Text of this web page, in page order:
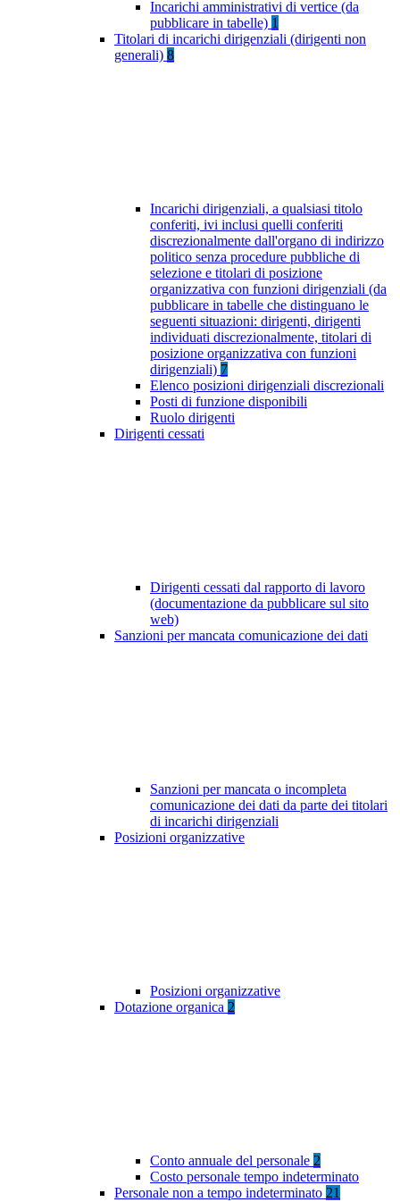
Incarichi amministrativi di vertice (da
pubblicare in tabelle) 1
Titolari di incarichi dirigenziali (dirigenti non
generali) 8
Incarichi dirigenziali, a qualsiasi titolo
conferiti, ivi inclusi quelli conferiti
discrezionalmente dall'organo di indirizzo
politico senza procedure pubbliche di
selezione e titolari di posizione
organizzativa con funzioni dirigenziali (da
pubblicare in tabelle che distinguano le
seguenti situazioni: dirigenti, dirigenti
individuati discrezionalmente, titolari di
posizione organizzativa con funzioni
dirigenziali) 7
Elenco posizioni dirigenziali discrezionali
Posti di funzione disponibili
Ruolo dirigenti
Dirigenti cessati
Dirigenti cessati dal rapporto di lavoro
(documentazione da pubblicare sul sito
web)
Sanzioni per mancata comunicazione dei dati
Sanzioni per mancata o incompleta
comunicazione dei dati da parte dei titolari
di incarichi dirigenziali
Posizioni organizzative
Posizioni organizzative
Dotazione organica 2
Conto annuale del personale 2
Costo personale tempo indeterminato
Personale non a tempo indeterminato 21